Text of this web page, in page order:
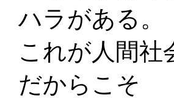
ハラがある。
これが人間社
だからこそ